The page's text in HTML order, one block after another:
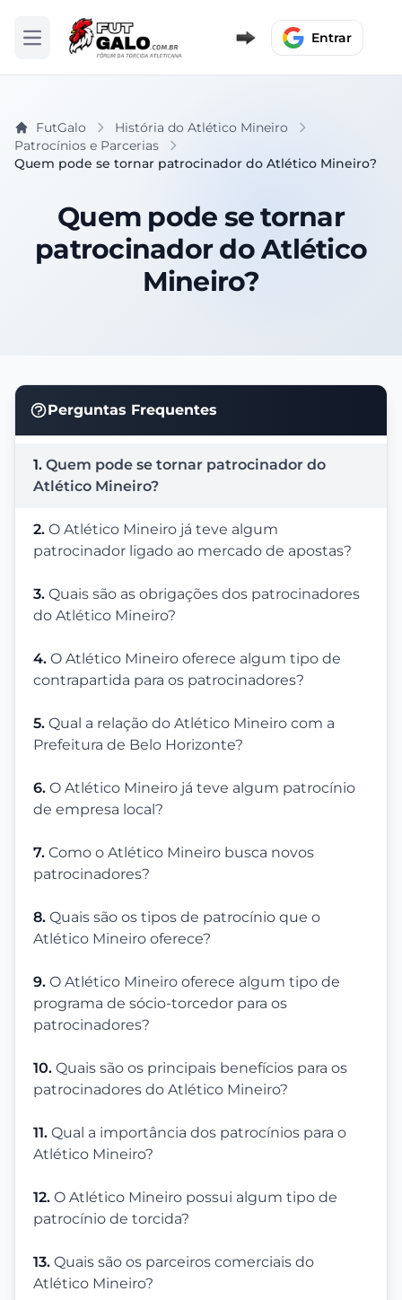
Abrir menu Entrar
FutGalo
História do Atlético Mineiro
Patrocínios e Parcerias
Quem pode se tornar patrocinador do Atlético Mineiro?
Quem pode se tornar
patrocinador do Atlético
Mineiro?
Perguntas Frequentes
1. Quem pode se tornar patrocinador do
Atlético Mineiro?
2. O Atlético Mineiro já teve algum
patrocinador ligado ao mercado de apostas?
3. Quais são as obrigações dos patrocinadores
do Atlético Mineiro?
4. O Atlético Mineiro oferece algum tipo de
contrapartida para os patrocinadores?
5. Qual a relação do Atlético Mineiro com a
Prefeitura de Belo Horizonte?
6. O Atlético Mineiro já teve algum patrocínio
de empresa local?
7. Como o Atlético Mineiro busca novos
patrocinadores?
8. Quais são os tipos de patrocínio que o
Atlético Mineiro oferece?
9. O Atlético Mineiro oferece algum tipo de
programa de sócio-torcedor para os
patrocinadores?
10. Quais são os principais benefícios para os
patrocinadores do Atlético Mineiro?
11. Qual a importância dos patrocínios para o
Atlético Mineiro?
12. O Atlético Mineiro possui algum tipo de
patrocínio de torcida?
13. Quais são os parceiros comerciais do
Atlético Mineiro?